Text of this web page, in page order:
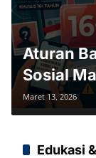
Aturan
Sosial
Akun
Maret 13, 2026
Edukasi